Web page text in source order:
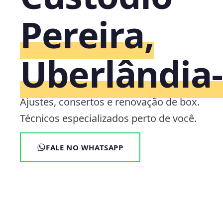
Pereira,
Ajustes, consertos e renovação de box.
Técnicos especializados perto de você.
FALE NO WHATSAPP